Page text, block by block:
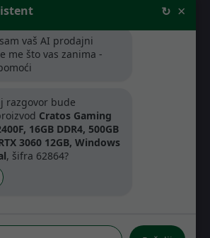
RADNO VRIJEME
Pet: 08:30 - 16:00h
↻ ×
vaš AI prodajni
me što vas zanima -
razgovor bude
Cratos Gaming
16GB DDR4, 500GB
3060 12GB, Windows
, šifra 62864?